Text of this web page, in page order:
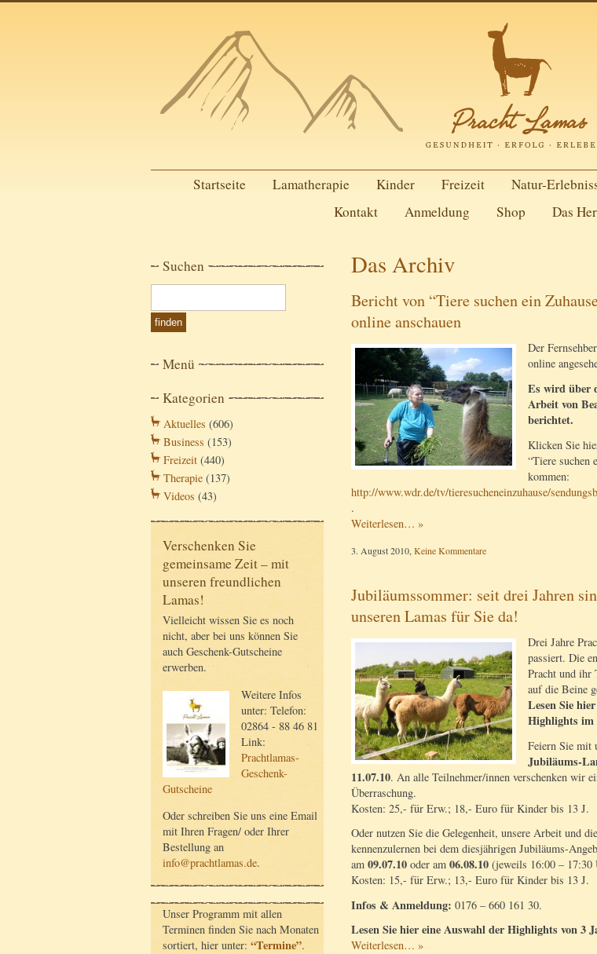
Startseite Lamatherapie Kinder Freizeit Natur-
Kontakt
Anmeldung Shop Das
Suchen
Menü
Kategorien
Aktuelles (606)
Business (153)
Freizeit (440)
Therapie (137)
Videos (43)
Verschenken Sie
gemeinsame Zeit – mit
unseren freundlichen
Lamas!
Vielleicht wissen Sie es noch
nicht, aber bei uns können Sie
auch Geschenk-Gutscheine
erwerben.
Weitere Infos
unter: Telefon:
02864 - 88 46 81
Link:
Prachtlamas-
Geschenk-
Gutscheine
Oder schreiben Sie uns eine Email
mit Ihren Fragen/ oder Ihrer
Bestellung an
info@prachtlamas.de.
Unser Programm mit allen
Terminen finden Sie nach Monaten
sortiert, hier unter: “Termine”.
Das Archiv
Bericht von “Tiere suchen ein
online anschauen
Der
online
Es wird über
Arbeit von
berichtet.
Klicken Sie
“Tiere suchen
kommen:
http://www.wdr.de/tv/tieresucheneinzuhause/
.
Weiterlesen… »
3. August 2010, Keine Kommentare
Jubiläumssommer: seit drei Jahren
unseren Lamas für Sie da!
Drei Jahre
passiert. Die
Pracht und ihr
auf die Beine
Lesen Sie
Highlights im
Feiern Sie mit
Jubiläums-
11.07.10. An alle Teilnehmer/innen verschenken wir
Überraschung.
Kosten: 25,- für Erw.; 18,- Euro für Kinder bis 13 J.
Oder nutzen Sie die Gelegenheit, unsere Arbeit und
kennenzulernen bei dem diesjährigen Jubiläums-
am 09.07.10 oder am 06.08.10 (jeweils 16:00 – 17:30
Kosten: 15,- für Erw.; 13,- Euro für Kinder bis 13 J.
Infos & Anmeldung: 0176 – 660 161 30.
Lesen Sie hier eine Auswahl der Highlights von 3
Weiterlesen… »